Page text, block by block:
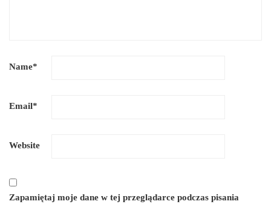
Name*
Email*
Website
Zapamiętaj moje dane w tej przeglądarce podczas pisania